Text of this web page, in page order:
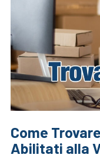
Come
Abilitati alla